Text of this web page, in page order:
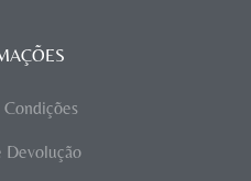
Devolução